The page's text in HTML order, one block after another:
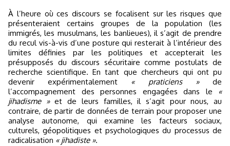
À l’heure où ces discours se focalisent sur les risques que
présenteraient certains groupes de la population (les
immigrés, les musulmans, les banlieues), il s’agit de prendre
du recul vis-à-vis d’une posture qui resterait à l’intérieur des
limites définies par les politiques et accepterait les
présupposés du discours sécuritaire comme postulats de
recherche scientifique. En tant que chercheurs qui ont pu
devenir expérimentalement « praticiens »de
l’accompagnement des personnes engagées dans le
«
jihadisme »et de leurs familles, il s’agit pour nous, au
contraire, de partir de données de terrain pour proposer une
analyse autonome, qui examine les facteurs sociaux,
culturels, géopolitiques et psychologiques du processus de
radicalisation « jihadiste ».